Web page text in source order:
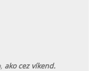
ako cez víkend.